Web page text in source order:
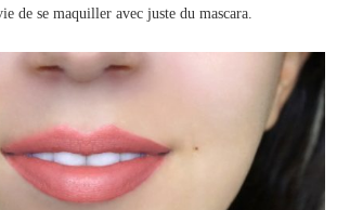
de se maquiller avec juste du mascara.